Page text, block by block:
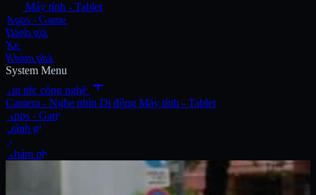
Máy tính - Tablet
Apps - Game
Đánh giá
Xe
Khám phá
System Menu
Tin tức công nghệ add
Camera - Nghe nhìn Di động Máy tính - Tablet
Apps - Game
Đánh giá
Xe
Khám phá